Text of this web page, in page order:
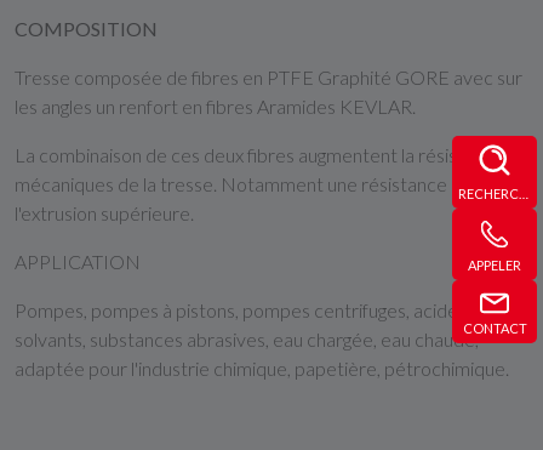
APPELER
CONTACT
COMPOSITION
Tresse composée de fibres en PTFE Graphité GORE avec sur
les angles un renfort en fibres Aramides KEVLAR.
La combinaison de ces deux fibres augmentent la résistance
mécaniques de la tresse. Notamment une résistance à
l'extrusion supérieure.
APPLICATION
Pompes, pompes à pistons, pompes centrifuges, acides,
solvants, substances abrasives, eau chargée, eau chaude,
adaptée pour l'industrie chimique, papetière, pétrochimique.